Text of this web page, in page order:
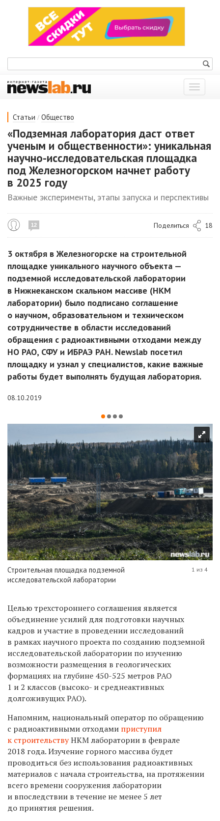
Показать
меню
Статьи / Общество
«Подземная лаборатория даст ответ
ученым и общественности»: уникальная
научно-исследовательская площадка
под Железногорском начнет работу
в 2025 году
Важные эксперименты, этапы запуска и перспективы
12 Поделиться 18
3 октября в Железногорске на строительной
площадке уникального научного объекта —
подземной исследовательской лаборатории
в Нижнеканском скальном массиве (НКМ
лаборатории) было подписано соглашение
о научном, образовательном и техническом
сотрудничестве в области исследований
обращения с радиоактивными отходами между
НО РАО, СФУ и ИБРАЭ РАН. Newslab посетил
площадку и узнал у специалистов, какие важные
работы будет выполнять будущая лаборатория.
08.10.2019
Строительная площадка подземной
исследовательской лаборатории
1 из 4
Целью трехстороннего соглашения является
объединение усилий для подготовки научных
кадров и участие в проведении исследований
в рамках научного проекта по созданию подземной
исследовательской лаборатории по изучению
возможности размещения в геологических
формациях на глубине 450-525 метров РАО
1 и 2 классов (высоко- и среднеактивных
долгоживущих РАО).
Напомним, национальный оператор по обращению
с радиоактивными отходами приступил
к строительствуНКМ лаборатории в феврале
2018 года. Изучение горного массива будет
проводиться без использования радиоактивных
материалов с начала строительства, на протяжении
всего времени сооружения лаборатории
и впоследствии в течение не менее 5 лет
до принятия решения.